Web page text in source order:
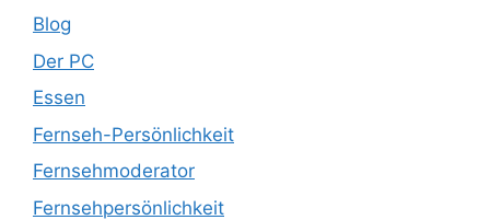
Blog
Der PC
Essen
Fernseh-Persönlichkeit
Fernsehmoderator
Fernsehpersönlichkeit